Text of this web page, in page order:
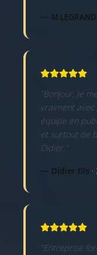
— M.LEGRAND
"Bonjour, Je
vraiment
équipe en
et surtout de
Didier."
— Didier fils
"Entreprise